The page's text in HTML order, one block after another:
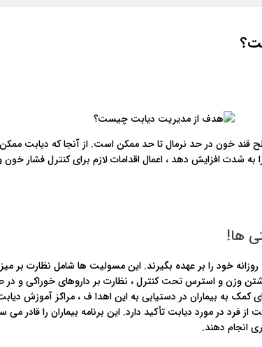
خون در حد نرمال تا حد ممکن است. از آنجا که دیابت
به شدت افزایش دهد ، اعمال اقدامات لازم برای کنترل فشار
ها!
روزانه خود را بر عهده بگیرند. این مسولیت ها شامل نظارت بر
وزن و استرس تحت کنترل ، نظارت بر داروهای خوراکی و در
کمک به بیماران در دستیابی به این اهدا ف ، مراکز آموزش
از فرد در مورد دیابت تأکید دارد. این برنامه بیماران را قادر می
انجام دهند.